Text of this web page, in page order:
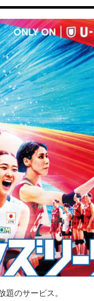
題のサービス。